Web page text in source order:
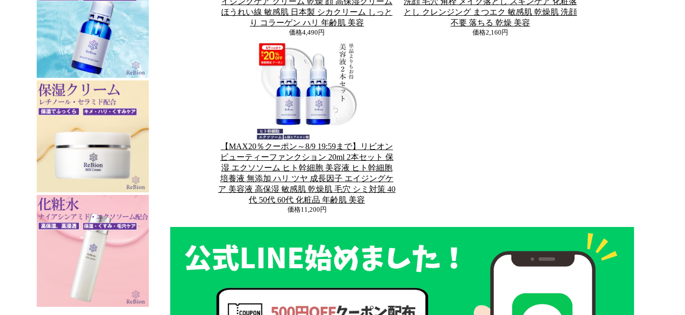
ほうれい線 敏感肌 日本製 シカクリーム しっと
り コラーゲン ハリ 年齢肌 美容
価格4,490円
とし クレンジング まつエク 敏感肌 乾燥肌 洗顔
不要 落ちる 乾燥 美容
価格2,160円
【MAX20％クーポン～8/9 19:59まで】リビオン
ビューティーファンクション 20ml 2本セット 保
湿 エクソソーム ヒト幹細胞 美容液 ヒト幹細胞
培養液 無添加 ハリ ツヤ 成長因子 エイジングケ
ア 美容液 高保湿 敏感肌 乾燥肌 毛穴 シミ対策 40
代 50代 60代 化粧品 年齢肌 美容
価格11,200円